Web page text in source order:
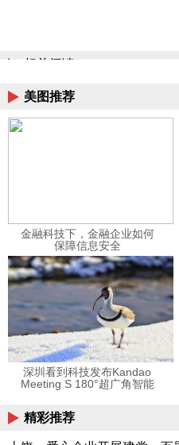
相关阅读
美图推荐
金融科技下，金融企业如何
保障信息安全
深圳看到科技发布Kandao
Meeting S 180°超广角智能
精彩推荐